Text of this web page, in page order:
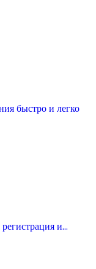
быстро и легко
и…